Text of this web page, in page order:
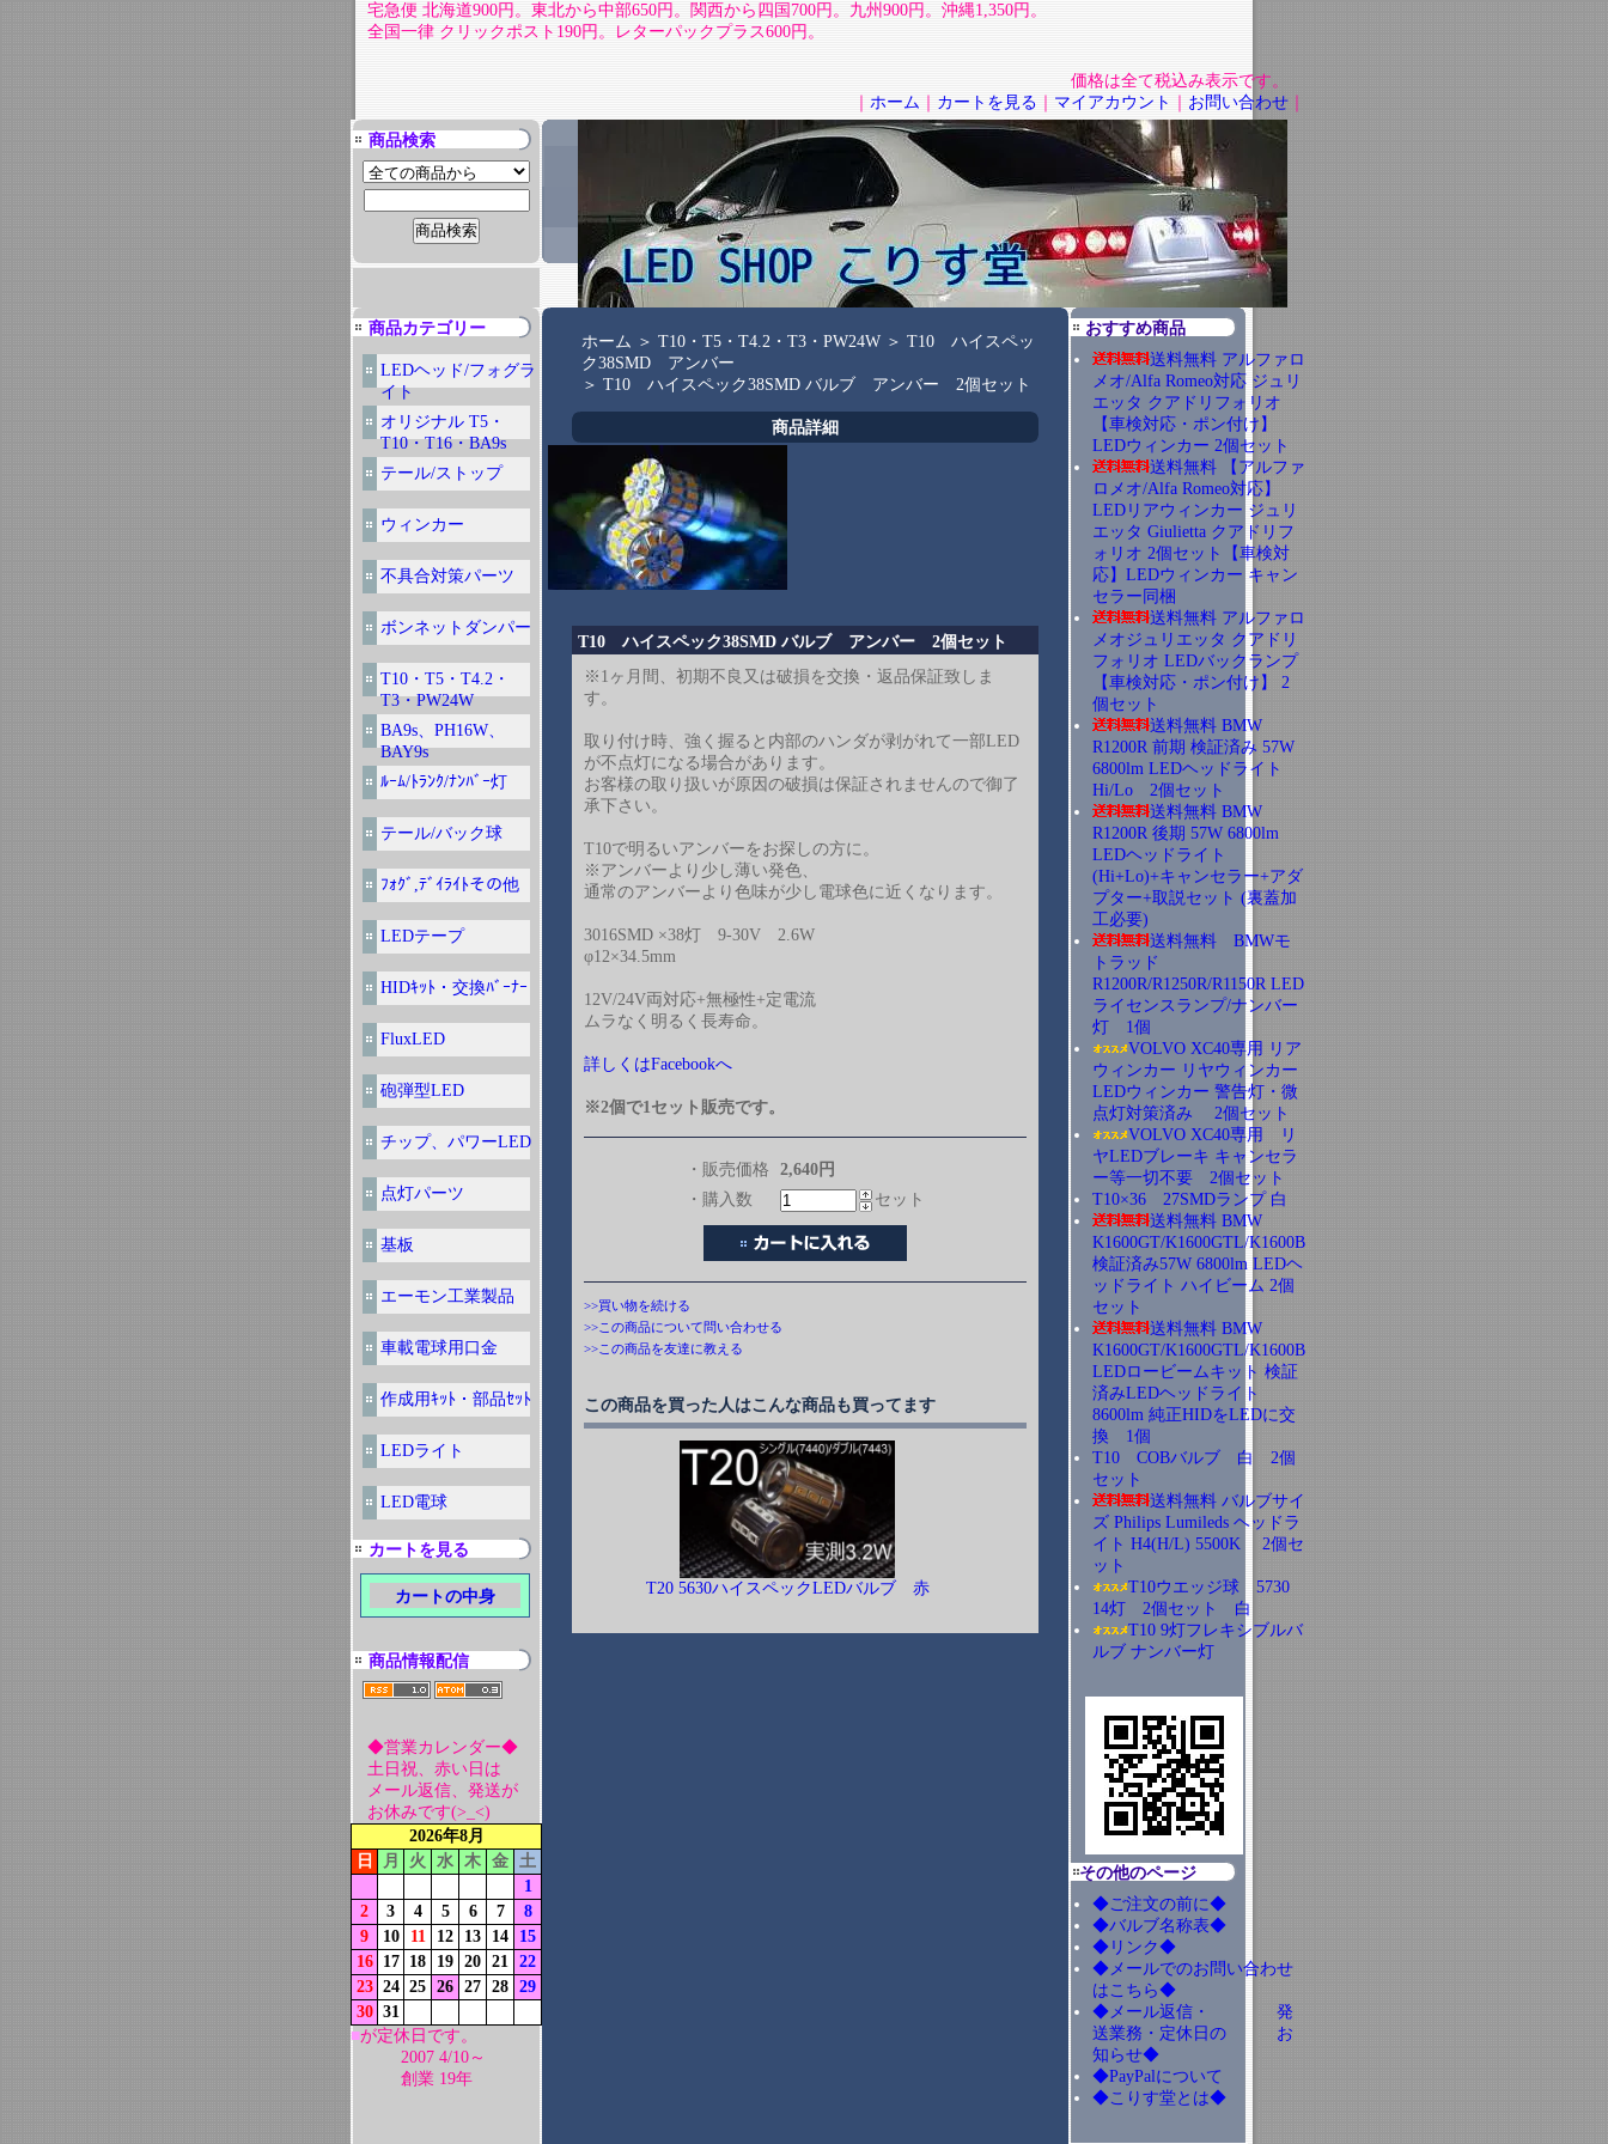
宅急便 北海道900円。東北から中部650円。関西から四国700円。九州900円。沖縄1,350円。
全国一律 クリックポスト190円。レターパックプラス600円。
価格は全て税込み表示です。
ホーム カートを見る マイアカウント お問い合わせ
商品検索
商品カテゴリー
LEDヘッド/フォグラ
イト
オリジナル T5・
T10・T16・BA9s
テール/ストップ
ウィンカー
不具合対策パーツ
ボンネットダンパー
T10・T5・T4.2・
T3・PW24W
BA9s、PH16W、
BAY9s
ﾙｰﾑ/ﾄﾗﾝｸ/ﾅﾝﾊﾞｰ灯
テール/バック球
ﾌｫｸﾞ,ﾃﾞｲﾗｲﾄその他
LEDテープ
HIDｷｯﾄ・交換ﾊﾞｰﾅｰ
FluxLED
砲弾型LED
チップ、パワーLED
点灯パーツ
基板
エーモン工業製品
車載電球用口金
作成用ｷｯﾄ・部品ｾｯﾄ
LEDライト
LED電球
カートを見る
カートの中身
商品情報配信
◆営業カレンダー◆
土日祝、赤い日は
メール返信、発送が
お休みです(>_<)
2026年8月
日
月 火 水 木 金 土
1
2
3 4 5 6 7
8
9
10 11 12 13 14
15
16
17 18 19 20 21 22
23 24 25 26 27 28 29
30 31
■が定休日です。
2007 4/10～
創業 19年
ホーム ＞ T10・T5・T4.2・T3・PW24W ＞ T10 ハイスペッ
ク38SMD アンバー
＞ T10 ハイスペック38SMD バルブ アンバー 2個セット
商品詳細
T10 ハイスペック38SMD バルブ アンバー 2個セット
※1ヶ月間、初期不良又は破損を交換・返品保証致しま
す。
取り付け時、強く握ると内部のハンダが剥がれて一部LED
が不点灯になる場合があります。
お客様の取り扱いが原因の破損は保証されませんので御了
承下さい。
T10で明るいアンバーをお探しの方に。
※アンバーより少し薄い発色、
通常のアンバーより色味が少し電球色に近くなります。
3016SMD ×38灯 9-30V 2.6W
φ12×34.5mm
12V/24V両対応+無極性+定電流
ムラなく明るく長寿命。
詳しくはFacebookへ
※2個で1セット販売です。
・販売価格
2,640円
・購入数
セット
>>買い物を続ける
>>この商品について問い合わせる
>>この商品を友達に教える
この商品を買った人はこんな商品も買ってます
T20 5630ハイスペックLEDバルブ 赤
おすすめ商品
送料無料 アルファロ
メオ/Alfa Romeo対応 ジュリ
エッタ クアドリフォリオ
【車検対応・ポン付け】
LEDウィンカー 2個セット
送料無料 【アルファ
ロメオ/Alfa Romeo対応】
LEDリアウィンカー ジュリ
エッタ Giulietta クアドリフ
ォリオ 2個セット【車検対
応】LEDウィンカー キャン
セラー同梱
送料無料 アルファロ
メオジュリエッタ クアドリ
フォリオ LEDバックランプ
【車検対応・ポン付け】 2
個セット
送料無料 BMW
R1200R 前期 検証済み 57W
6800lm LEDヘッドライト
Hi/Lo 2個セット
送料無料 BMW
R1200R 後期 57W 6800lm
LEDヘッドライト
(Hi+Lo)+キャンセラー+アダ
プター+取説セット (裏蓋加
工必要)
送料無料 BMWモ
トラッド
R1200R/R1250R/R1150R LED
ライセンスランプ/ナンバー
灯 1個
VOLVO XC40専用 リア
ウィンカー リヤウィンカー
LEDウィンカー 警告灯・微
点灯対策済み 2個セット
VOLVO XC40専用 リ
ヤLEDブレーキ キャンセラ
ー等一切不要 2個セット
T10×36 27SMDランプ 白
送料無料 BMW
K1600GT/K1600GTL/K1600B
検証済み57W 6800lm LEDヘ
ッドライト ハイビーム 2個
セット
送料無料 BMW
K1600GT/K1600GTL/K1600B
LEDロービームキット 検証
済みLEDヘッドライト
8600lm 純正HIDをLEDに交
換 1個
T10 COBバルブ 白 2個
セット
送料無料 バルブサイ
ズ Philips Lumileds ヘッドラ
イト H4(H/L) 5500K 2個セ
ット
T10ウエッジ球 5730
14灯 2個セット 白
T10 9灯フレキシブルバ
ルブ ナンバー灯
その他のページ
◆ご注文の前に◆
◆バルブ名称表◆
◆リンク◆
◆メールでのお問い合わせ
はこちら◆
◆メール返信・ 発
送業務・定休日の お
知らせ◆
◆PayPalについて
◆こりす堂とは◆